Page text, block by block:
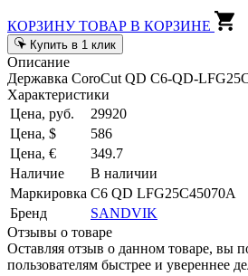
КОРЗИНУ ТОВАР В КОРЗИНЕ
Купить в 1 клик
Описание
Державка CoroCut QD C6-QD-
Характеристики
Цена, руб.
29920
Цена, $
586
Цена, €
349.7
Наличие
В наличии
Маркировка C6 QD LFG25C45070A
Бренд
SANDVIK
Отзывы о товаре
Оставляя отзыв о данном товаре, вы
пользователям быстрее и увереннее